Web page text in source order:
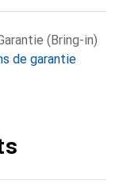
(Bring-in)
de garantie